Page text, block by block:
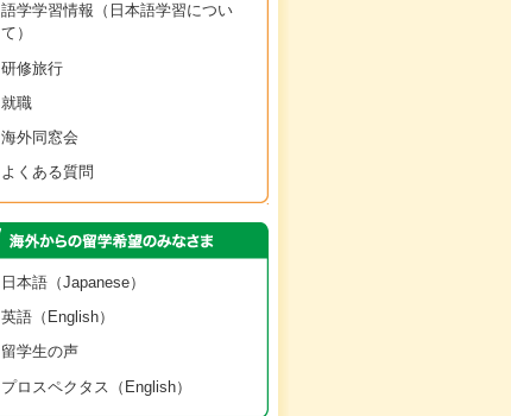
語学学習情報（日本語学習につい
て）
研修旅行
就職
海外同窓会
よくある質問
日本語（Japanese）
英語（English）
留学生の声
プロスペクタス（English）